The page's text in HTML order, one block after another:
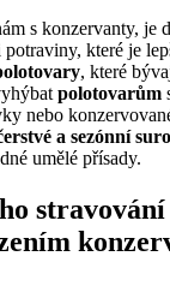
s konzervanty, je
které je
, které
polotovarům
nebo
a sezónní
umělé přísady.